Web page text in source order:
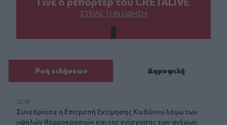
ΣΤΕΊΛΕ ΤΗΝ ΕΊΔΗΣΗ
Ροή ειδήσεων Δημοφιλή
12:14
Συνεδρίασε η Επιτροπή Εκτίμησης Κινδύνου λόγω των
υψηλών θερμοκρασιών και της ενίσχυσης των ανέμων